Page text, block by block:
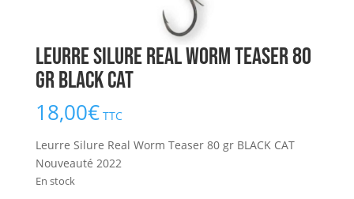
Leurre Silure Real Worm Teaser 80
gr BLACK CAT
18,00€ TTC
Leurre Silure Real Worm Teaser 80 gr BLACK CAT
Nouveauté 2022
En stock